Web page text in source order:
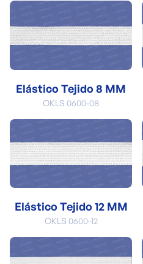
Elástico Tejido 8 MM
OKLS 0600-08
Elástico Tejido 12 MM
OKLS 0600-12